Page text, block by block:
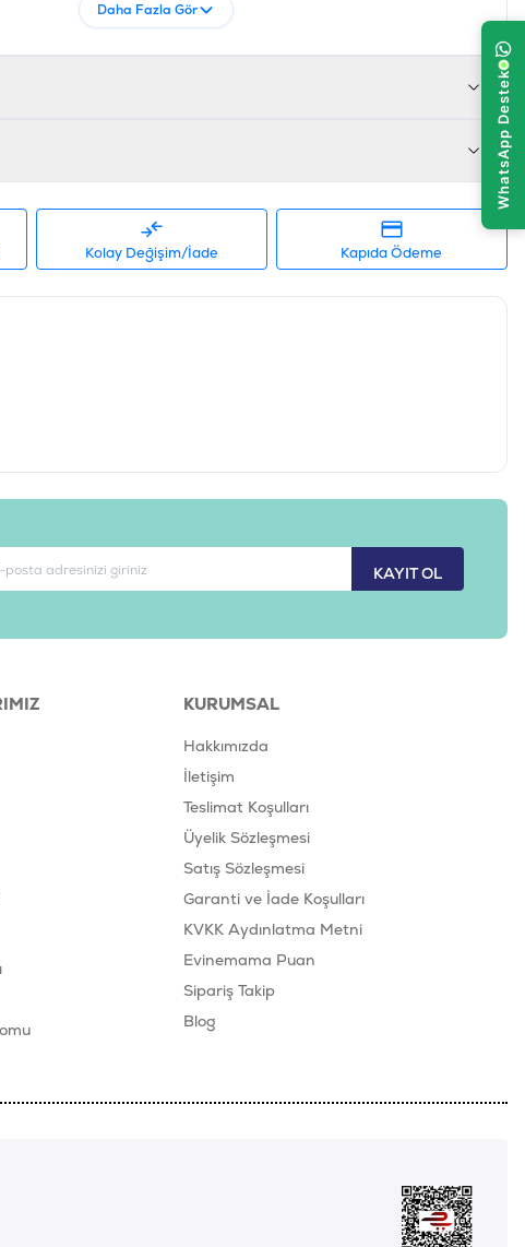
Daha Fazla Gör
Kolay Değişim/İade Kapıda Ödeme
KAYIT OL
KURUMSAL
Hakkımızda
İletişim
Teslimat Koşulları
Üyelik Sözleşmesi
Satış Sözleşmesi
Garanti ve İade Koşulları
KVKK Aydınlatma Metni
Evinemama Puan
Sipariş Takip
Blog